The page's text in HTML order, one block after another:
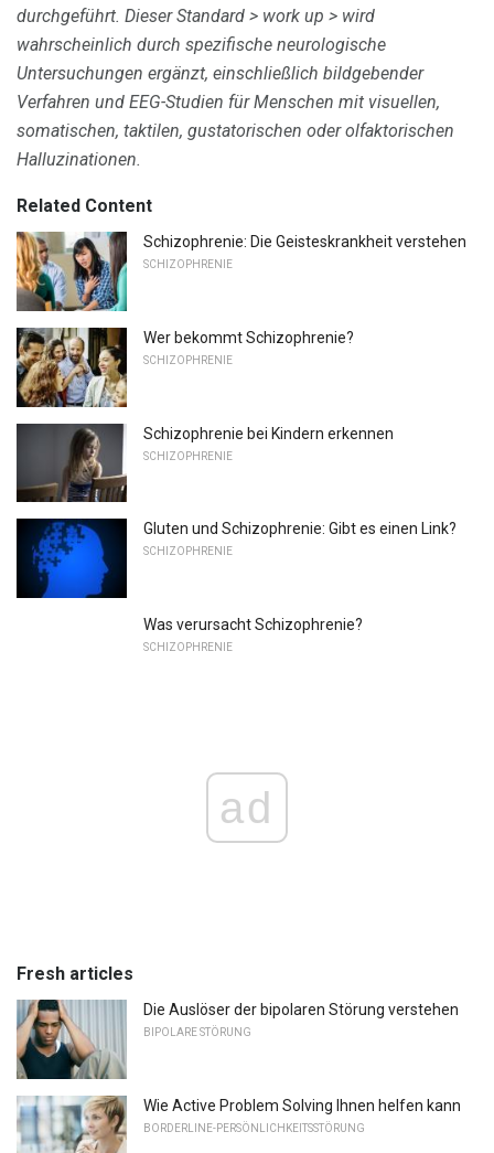
durchgeführt. Dieser Standard > work up > wird
wahrscheinlich durch spezifische neurologische
Untersuchungen ergänzt, einschließlich bildgebender
Verfahren und EEG-Studien für Menschen mit visuellen,
somatischen, taktilen, gustatorischen oder olfaktorischen
Halluzinationen.
Related Content
Schizophrenie: Die Geisteskrankheit verstehen
SCHIZOPHRENIE
Wer bekommt Schizophrenie?
SCHIZOPHRENIE
Schizophrenie bei Kindern erkennen
SCHIZOPHRENIE
Gluten und Schizophrenie: Gibt es einen Link?
SCHIZOPHRENIE
Was verursacht Schizophrenie?
SCHIZOPHRENIE
ad
Fresh articles
Die Auslöser der bipolaren Störung verstehen
BIPOLARE STÖRUNG
Wie Active Problem Solving Ihnen helfen kann
BORDERLINE-PERSÖNLICHKEITSSTÖRUNG